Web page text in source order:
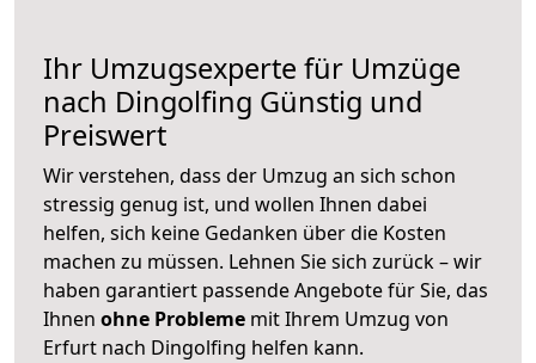
Ihr Umzugsexperte für Umzüge
nach Dingolfing Günstig und
Preiswert
Wir verstehen, dass der Umzug an sich schon
stressig genug ist, und wollen Ihnen dabei
helfen, sich keine Gedanken über die Kosten
machen zu müssen. Lehnen Sie sich zurück – wir
haben garantiert passende Angebote für Sie, das
Ihnen ohne Probleme mit Ihrem Umzug von
Erfurt nach Dingolfing helfen kann.